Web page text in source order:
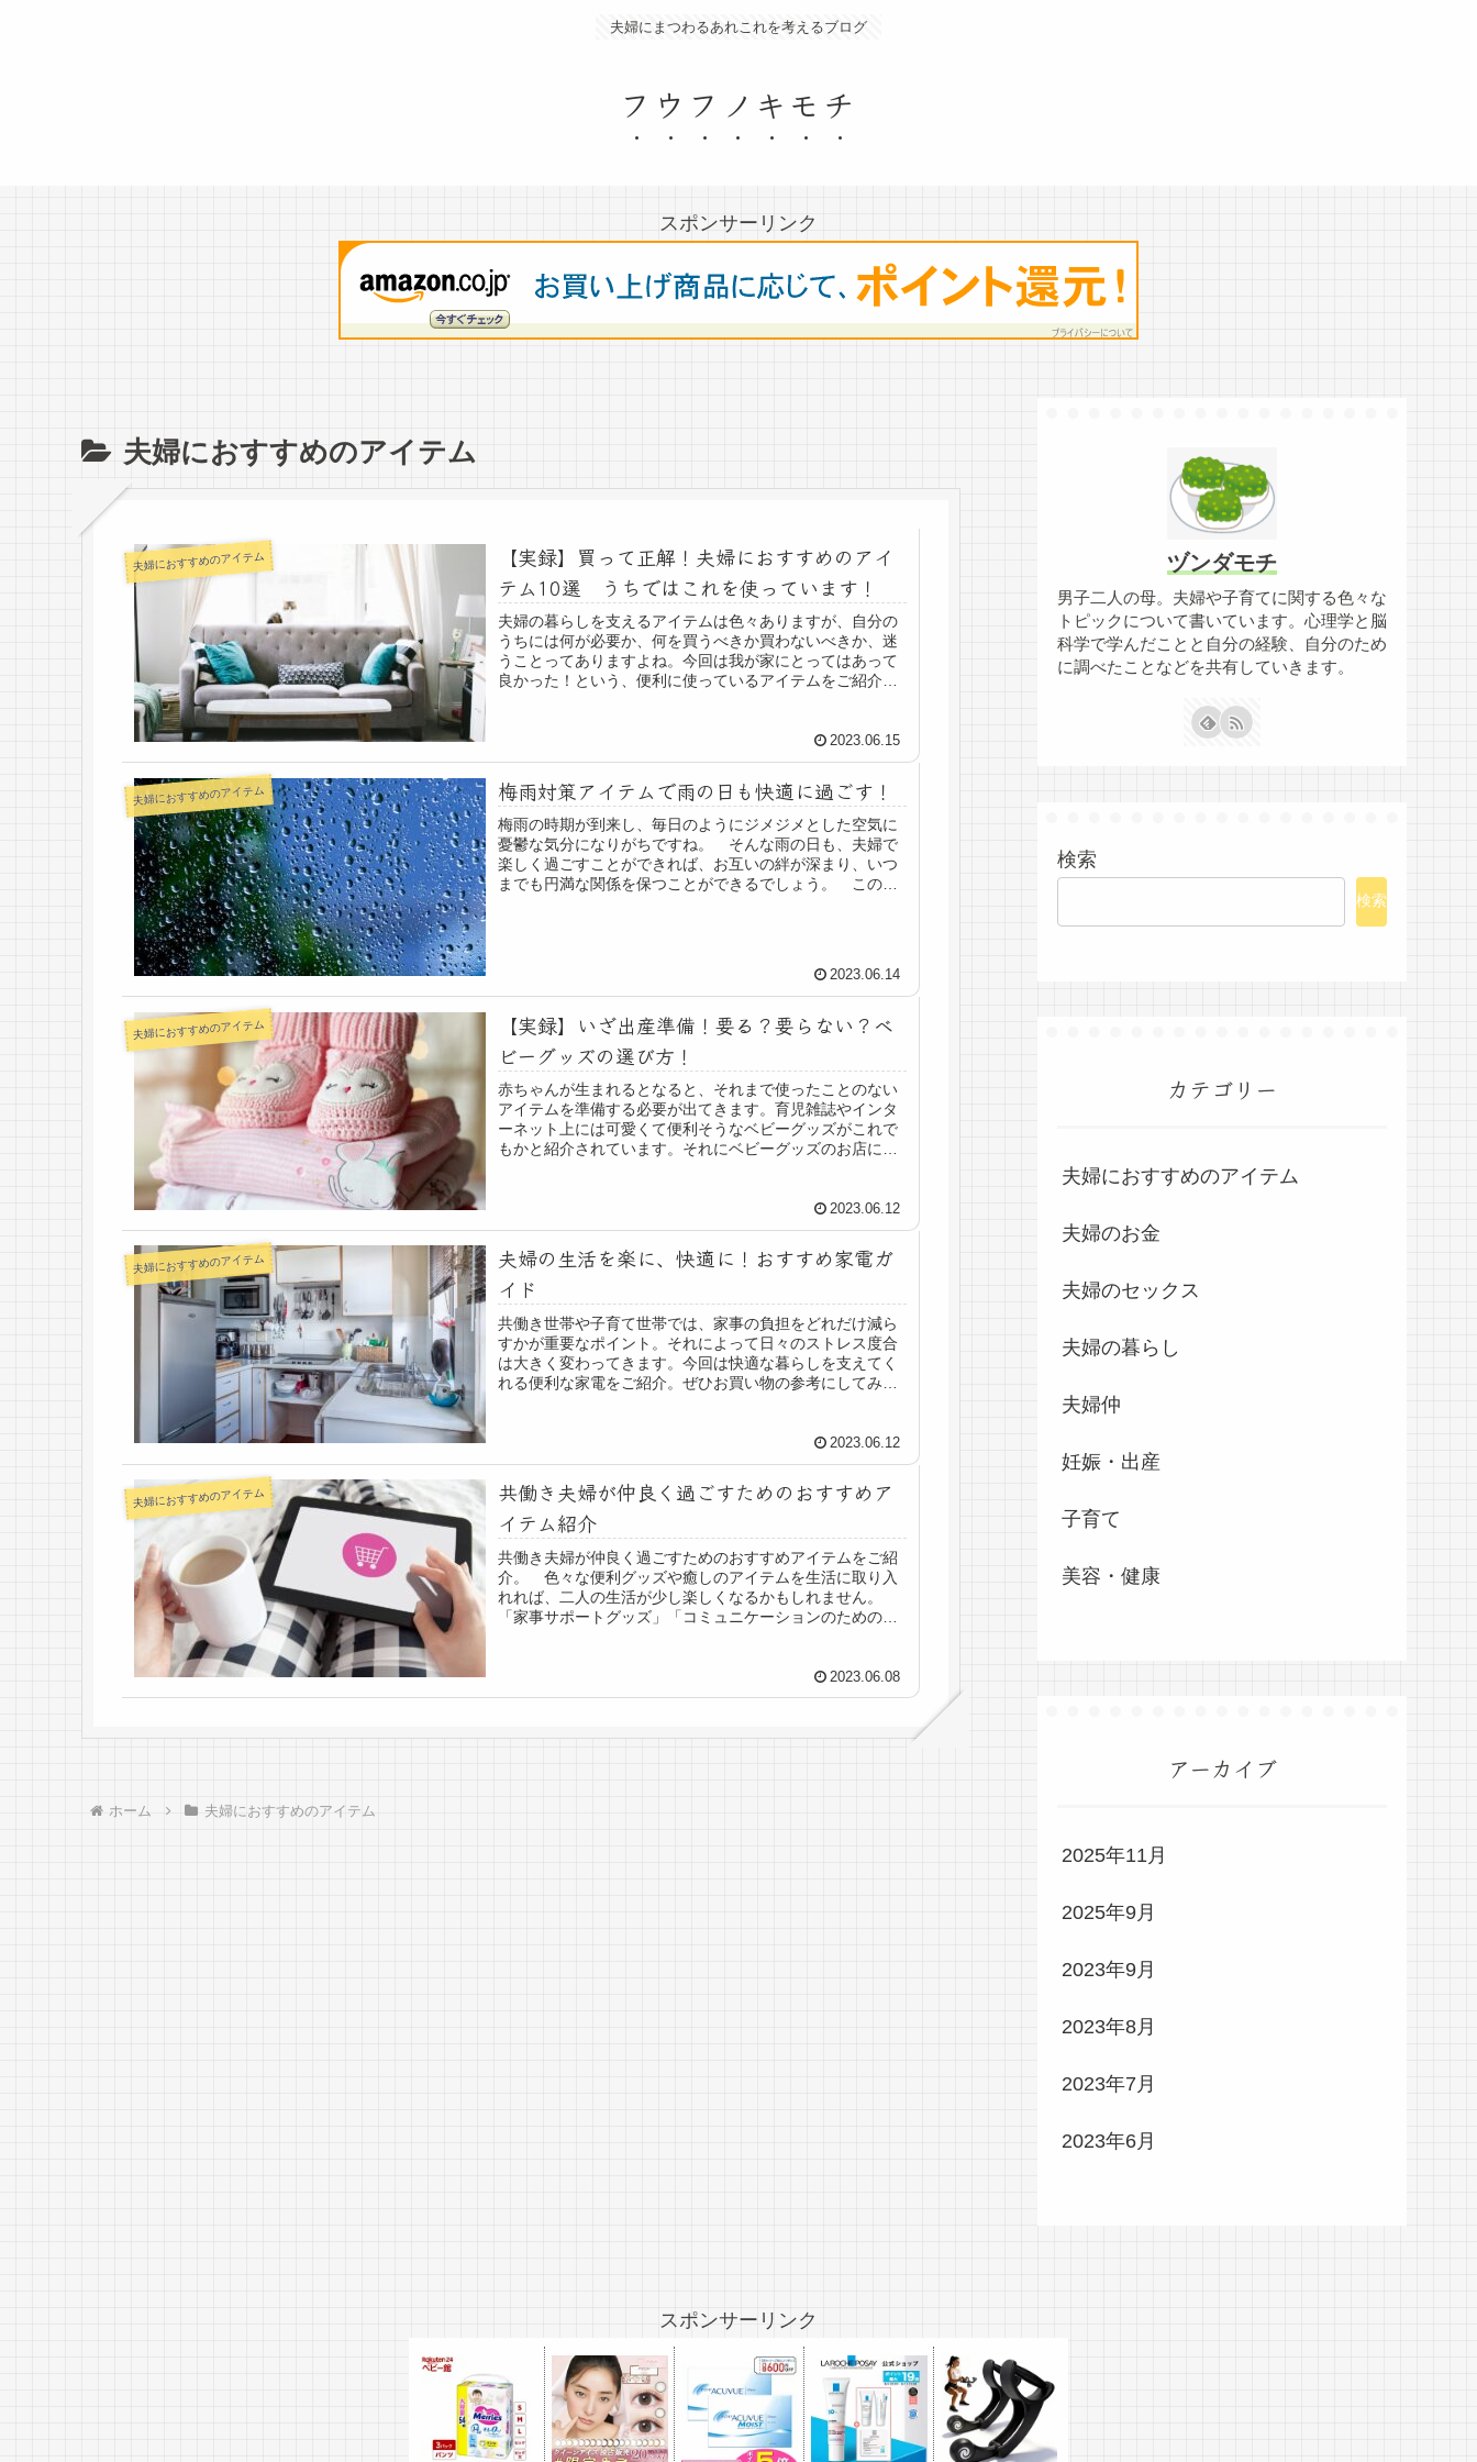
夫婦にまつわるあれこれを考えるブログ
フウフノキモチ
スポンサーリンク
夫婦におすすめのアイテム
夫婦におすすめのアイテム
【実録】買って正解！夫婦におすすめのアイ
テム10選 うちではこれを使っています！
夫婦の暮らしを支えるアイテムは色々ありますが、自分の
うちには何が必要か、何を買うべきか買わないべきか、迷
うことってありますよね。今回は我が家にとってはあって
良かった！という、便利に使っているアイテムをご紹介し
2023.06.15
夫婦におすすめのアイテム 梅雨対策アイテムで雨の日も快適に過ごす！
梅雨の時期が到来し、毎日のようにジメジメとした空気に
憂鬱な気分になりがちですね。 そんな雨の日も、夫婦で
楽しく過ごすことができれば、お互いの絆が深まり、いつ
までも円満な関係を保つことができるでしょう。 この記
2023.06.14
夫婦におすすめのアイテム
【実録】いざ出産準備！要る？要らない？ベ
ビーグッズの選び方！
赤ちゃんが生まれるとなると、それまで使ったことのない
アイテムを準備する必要が出てきます。育児雑誌やインタ
ーネット上には可愛くて便利そうなベビーグッズがこれで
もかと紹介されています。それにベビーグッズのお店に行
2023.06.12
夫婦におすすめのアイテム
夫婦の生活を楽に、快適に！おすすめ家電ガ
イド
共働き世帯や子育て世帯では、家事の負担をどれだけ減ら
すかが重要なポイント。それによって日々のストレス度合
は大きく変わってきます。今回は快適な暮らしを支えてく
れる便利な家電をご紹介。ぜひお買い物の参考にしてみて
2023.06.12
夫婦におすすめのアイテム
共働き夫婦が仲良く過ごすためのおすすめア
イテム紹介
共働き夫婦が仲良く過ごすためのおすすめアイテムをご紹
介。 色々な便利グッズや癒しのアイテムを生活に取り入
れれば、二人の生活が少し楽しくなるかもしれません。
「家事サポートグッズ」「コミュニケーションのためのア
2023.06.08
ホーム 夫婦におすすめのアイテム
ヅンダモチ
男子二人の母。夫婦や子育てに関する色々な
トピックについて書いています。心理学と脳
科学で学んだことと自分の経験、自分のため
に調べたことなどを共有していきます。
検索
検索
カテゴリー
夫婦におすすめのアイテム
夫婦のお金
夫婦のセックス
夫婦の暮らし
夫婦仲
妊娠・出産
子育て
美容・健康
アーカイブ
2025年11月
2025年9月
2023年9月
2023年8月
2023年7月
2023年6月
スポンサーリンク